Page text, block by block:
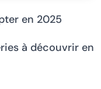
en 2025
à découvrir en